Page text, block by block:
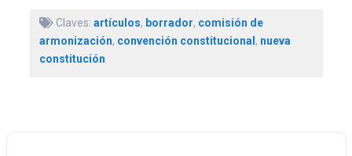
Claves: artículos, borrador, comisión de
armonización, convención constitucional, nueva
constitución